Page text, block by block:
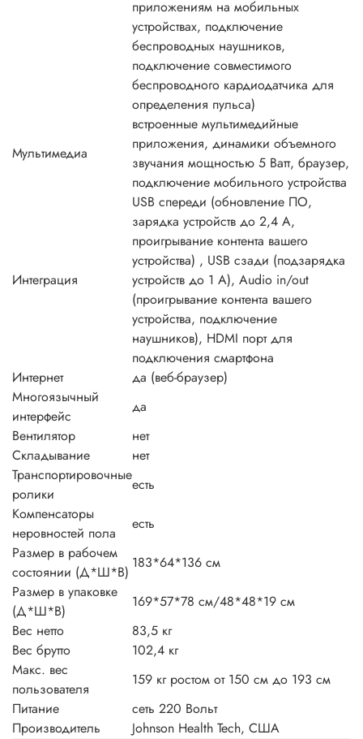
приложениям на мобильных
устройствах, подключение
беспроводных наушников,
подключение совместимого
беспроводного кардиодатчика для
определения пульса)
Мультимедиа
встроенные мультимедийные
приложения, динамики объемного
звучания мощностью 5 Ватт, браузер,
подключение мобильного устройства
Интеграция
USB спереди (обновление ПО,
зарядка устройств до 2,4 А,
проигрывание контента вашего
устройства) , USB сзади (подзарядка
устройств до 1 А), Audio in/out
(проигрывание контента вашего
устройства, подключение
наушников), HDMI порт для
подключения смартфона
Интернет
да (веб-браузер)
Многоязычный
интерфейс
да
Вентилятор
нет
Складывание
нет
Транспортировочные
ролики
есть
Компенсаторы
неровностей пола
есть
Размер в рабочем
состоянии (Д*Ш*В)
183*64*136 см
Размер в упаковке
(Д*Ш*В)
169*57*78 см/48*48*19 см
Вес нетто
83,5 кг
Вес брутто
102,4 кг
Макс. вес
пользователя
159 кг ростом от 150 см до 193 см
Питание
сеть 220 Вольт
Производитель
Johnson Health Tech, США